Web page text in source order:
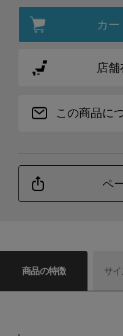
カー
店
この商品に
ペ
商品の特徴 サイ